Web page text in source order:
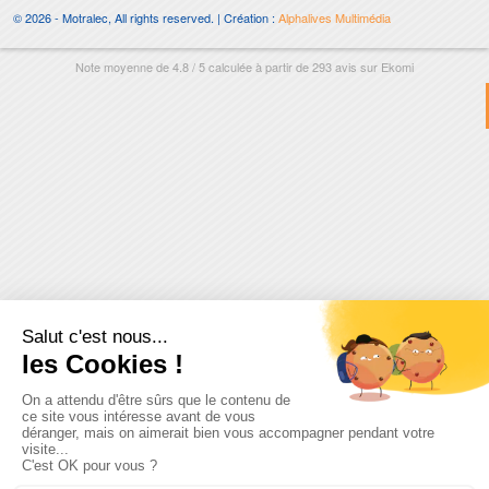
© 2026 - Motralec, All rights reserved. | Création :Alphalives Multimédia
Note moyenne de4.8/5calculée à partir de293avis sur Ekomi